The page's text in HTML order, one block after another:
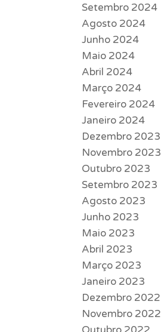
Setembro 2024
Agosto 2024
Junho 2024
Maio 2024
Abril 2024
Março 2024
Fevereiro 2024
Janeiro 2024
Dezembro 2023
Novembro 2023
Outubro 2023
Setembro 2023
Agosto 2023
Junho 2023
Maio 2023
Abril 2023
Março 2023
Janeiro 2023
Dezembro 2022
Novembro 2022